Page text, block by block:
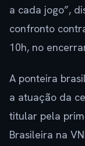
a cada jogo”,
confronto
10h, no
A ponteira
a atuação da
titular pela
Brasileira na